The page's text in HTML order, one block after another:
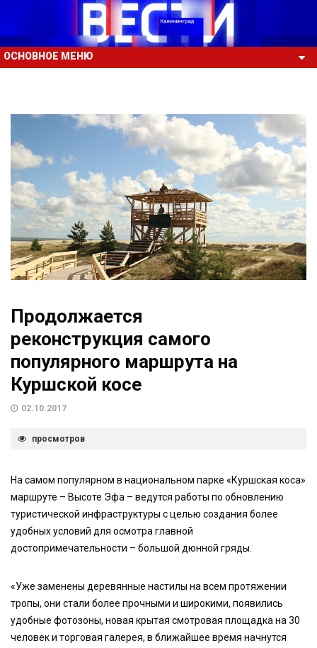
ОСНОВНОЕ МЕНЮ
Продолжается
реконструкция самого
популярного маршрута на
Куршской косе
02.10.2017
просмотров
На самом популярном в национальном парке «Куршская коса»
маршруте – Высоте Эфа – ведутся работы по обновлению
туристической инфраструктуры с целью создания более
удобных условий для осмотра главной
достопримечательности – большой дюнной гряды.
«Уже заменены деревянные настилы на всем протяжении
тропы, они стали более прочными и широкими, появились
удобные фотозоны, новая крытая смотровая площадка на 30
человек и торговая галерея, в ближайшее время начнутся